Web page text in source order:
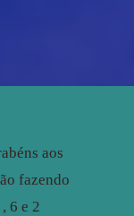
aos
fazendo
6 e 2